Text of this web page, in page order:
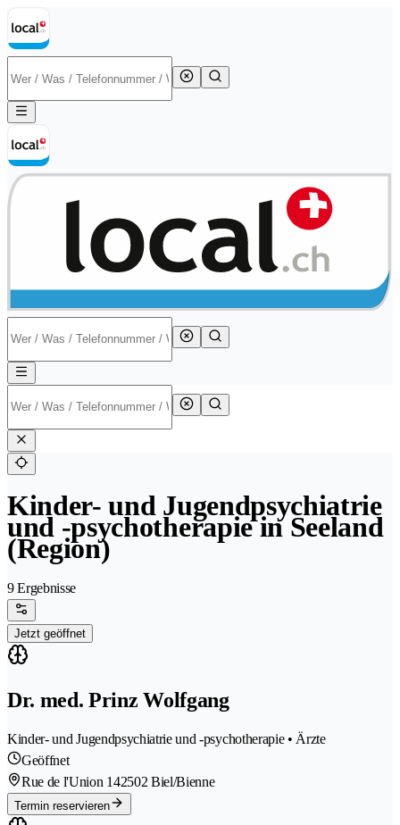
Kinder- und Jugendpsychiatrie
und -psychotherapie in Seeland
(Region)
9 Ergebnisse
Jetzt geöffnet
Dr. med. Prinz Wolfgang
Kinder- und Jugendpsychiatrie und -psychotherapie • Ärzte
Geöffnet
Rue de l'Union 142502 Biel/Bienne
Termin reservieren